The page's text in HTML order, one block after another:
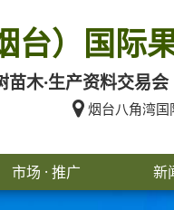
台）国际
木·生产资料交易会
烟台八角湾国
市场 · 推广 新